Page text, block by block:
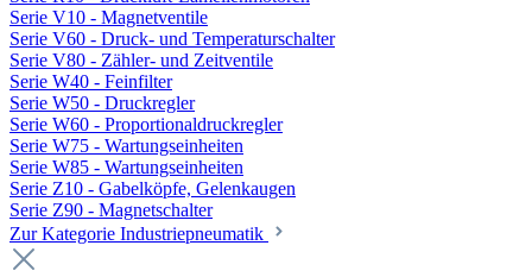
Serie V10 - Magnetventile
Serie V60 - Druck- und Temperaturschalter
Serie V80 - Zähler- und Zeitventile
Serie W40 - Feinfilter
Serie W50 - Druckregler
Serie W60 - Proportionaldruckregler
Serie W75 - Wartungseinheiten
Serie W85 - Wartungseinheiten
Serie Z10 - Gabelköpfe, Gelenkaugen
Serie Z90 - Magnetschalter
Zur Kategorie Industriepneumatik